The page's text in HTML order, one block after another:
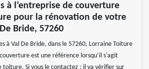
à l’entreprise de couverture
pour la rénovation de votre
Bride, 57260
à Val De Bride, dans le 57260, Lorraine Toiture
est une référence lorsqu’il s’agit
toiture. Si vous le contactez ; il va vérifier sur